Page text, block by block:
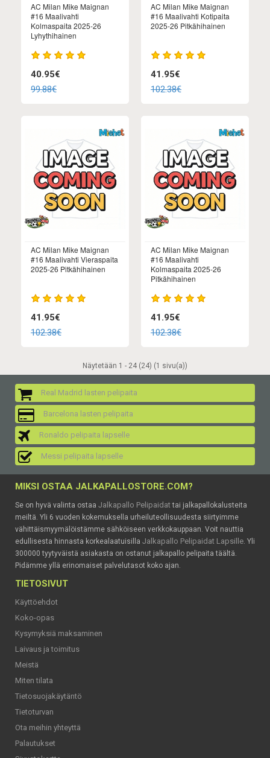
AC Milan Mike Maignan
#16 Maalivahti
Kolmaspaita 2025-26
Lyhythihainen
40.95€
99.88€
AC Milan Mike Maignan
#16 Maalivahti Kotipaita
2025-26 Pitkähihainen
41.95€
102.38€
AC Milan Mike Maignan
#16 Maalivahti Vieraspaita
2025-26 Pitkähihainen
41.95€
102.38€
AC Milan Mike Maignan
#16 Maalivahti
Kolmaspaita 2025-26
Pitkähihainen
41.95€
102.38€
Näytetään 1 - 24 (24) (1 sivu(a))
Real Madrid lasten pelipaita
Barcelona lasten pelipaita
Ronaldo pelipaita lapselle
Messi pelipaita lapselle
MIKSI OSTAA JALKAPALLOSTORE.COM?
Se on hyvä valinta ostaa Jalkapallo Pelipaidattai jalkapallokalusteita
meiltä. Yli 6 vuoden kokemuksella urheiluteollisuudesta siirtyimme
vähittäismyymälöistämme sähköiseen verkkokauppaan. Voit nauttia
edullisesta hinnasta korkealaatuisilla Jalkapallo Pelipaidat Lapsille. Yli
300000 tyytyväistä asiakasta on ostanut jalkapallo pelipaita täältä.
Pidämme yllä erinomaiset palvelutasot koko ajan.
TIETOSIVUT
Käyttöehdot
Koko-opas
Kysymyksiä maksaminen
Laivaus ja toimitus
Meistä
Miten tilata
Tietosuojakäytäntö
Tietoturvan
Ota meihin yhteyttä
Palautukset